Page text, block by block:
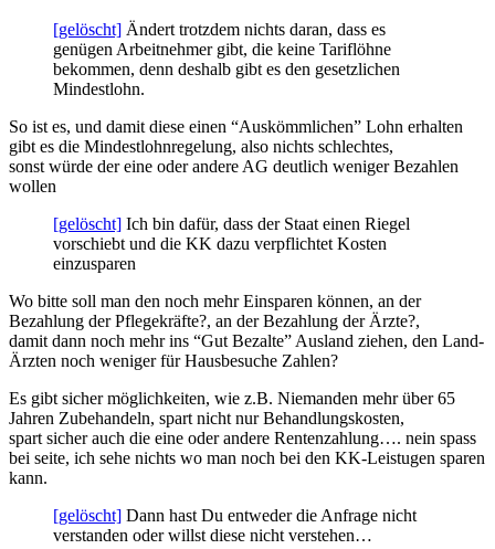
[gelöscht] Ändert trotzdem nichts daran, dass es
genügen Arbeitnehmer gibt, die keine Tariflöhne
bekommen, denn deshalb gibt es den gesetzlichen
Mindestlohn.
So ist es, und damit diese einen “Auskömmlichen” Lohn erhalten
gibt es die Mindestlohnregelung, also nichts schlechtes,
sonst würde der eine oder andere AG deutlich weniger Bezahlen
wollen
[gelöscht] Ich bin dafür, dass der Staat einen Riegel
vorschiebt und die KK dazu verpflichtet Kosten
einzusparen
Wo bitte soll man den noch mehr Einsparen können, an der
Bezahlung der Pflegekräfte?, an der Bezahlung der Ärzte?,
damit dann noch mehr ins “Gut Bezalte” Ausland ziehen, den Land-
Ärzten noch weniger für Hausbesuche Zahlen?
Es gibt sicher möglichkeiten, wie z.B. Niemanden mehr über 65
Jahren Zubehandeln, spart nicht nur Behandlungskosten,
spart sicher auch die eine oder andere Rentenzahlung…. nein spass
bei seite, ich sehe nichts wo man noch bei den KK-Leistugen sparen
kann.
[gelöscht] Dann hast Du entweder die Anfrage nicht
verstanden oder willst diese nicht verstehen…